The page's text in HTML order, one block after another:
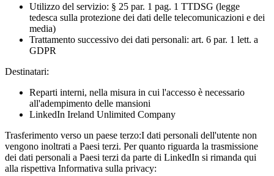
Utilizzo del servizio: § 25 par. 1 pag. 1 TTDSG (legge
tedesca sulla protezione dei dati delle telecomunicazioni e dei
media)
Trattamento successivo dei dati personali: art. 6 par. 1 lett. a
GDPR
Destinatari:
Reparti interni, nella misura in cui l'accesso è necessario
all'adempimento delle mansioni
LinkedIn Ireland Unlimited Company
Trasferimento verso un paese terzo:I dati personali dell'utente non
vengono inoltrati a Paesi terzi. Per quanto riguarda la trasmissione
dei dati personali a Paesi terzi da parte di LinkedIn si rimanda qui
alla rispettiva Informativa sulla privacy: